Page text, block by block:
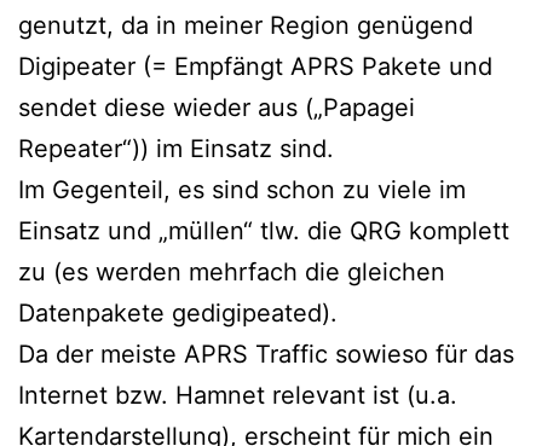
genutzt, da in meiner Region genügend
Digipeater (= Empfängt APRS Pakete und
sendet diese wieder aus („Papagei
Repeater“)) im Einsatz sind.
Im Gegenteil, es sind schon zu viele im
Einsatz und „müllen“ tlw. die QRG komplett
zu (es werden mehrfach die gleichen
Datenpakete gedigipeated).
Da der meiste APRS Traffic sowieso für das
Internet bzw. Hamnet relevant ist (u.a.
Kartendarstellung), erscheint für mich ein